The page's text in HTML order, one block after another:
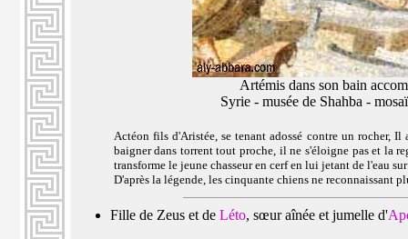
Artémis dans son bain
Syrie - musée de Shahba -
Actéon fils d'Aristée, se tenant adossé contre un rocher,
baigner dans torrent tout proche, il ne s'éloigne pas et la
transforme le jeune chasseur en cerf en lui jetant de l'eau
D'après la légende, les cinquante chiens ne reconnaissant
Fille de Zeus et de Léto, sœur aînée et jumelle d'